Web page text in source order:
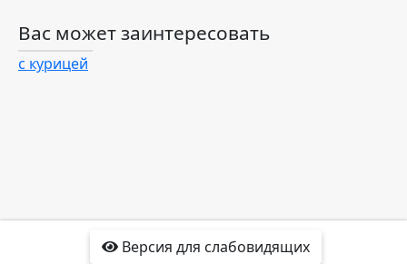
Вас может заинтересовать
с курицей
Версия для слабовидящих